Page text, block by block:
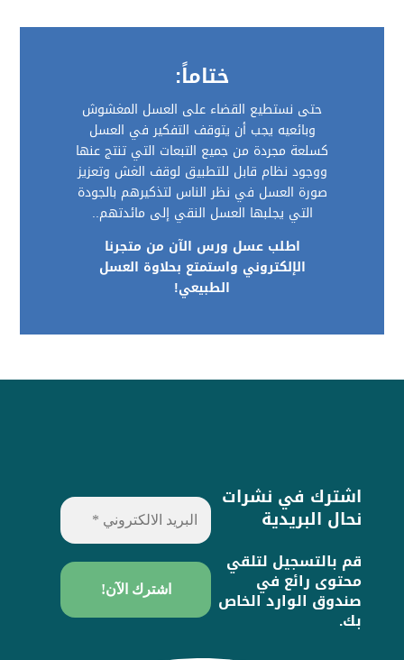
ختاماً:
حتى نستطيع القضاء على العسل المغشوش
وبائعيه يجب أن يتوقف التفكير في العسل
كسلعة مجردة من جميع التبعات التي تنتج عنها
ووجود نظام قابل للتطبيق لوقف الغش وتعزيز
صورة العسل في نظر الناس لتذكيرهم بالجودة
التي يجلبها العسل النقي إلى مائدتهم..
اطلب عسل ورس الآن من متجرنا
الإلكتروني واستمتع بحلاوة العسل
الطبيعي!
اشترك في نشرات
نحال البريدية
قم بالتسجيل لتلقي
محتوى رائع في
صندوق الوارد الخاص
بك.